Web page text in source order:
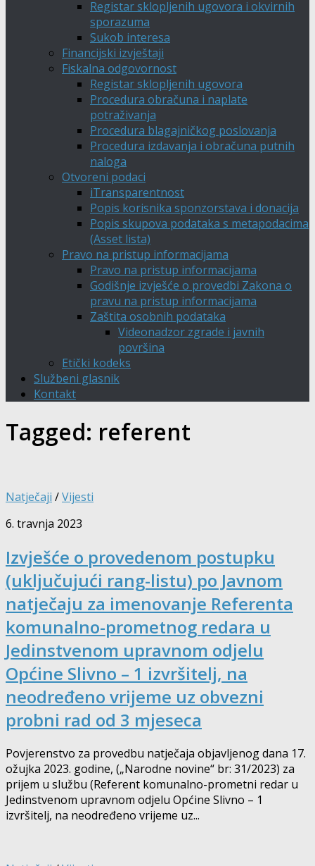
Registar sklopljenih ugovora i okvirnih
sporazuma
Sukob interesa
Financijski izvještaji
Fiskalna odgovornost
Registar sklopljenih ugovora
Procedura obračuna i naplate
potraživanja
Procedura blagajničkog poslovanja
Procedura izdavanja i obračuna putnih
naloga
Otvoreni podaci
iTransparentnost
Popis korisnika sponzorstava i donacija
Popis skupova podataka s metapodacima
(Asset lista)
Pravo na pristup informacijama
Pravo na pristup informacijama
Godišnje izvješće o provedbi Zakona o
pravu na pristup informacijama
Zaštita osobnih podataka
Videonadzor zgrade i javnih
površina
Etički kodeks
Službeni glasnik
Kontakt
Tagged: referent
Natječaji /Vijesti
6. travnja 2023
Izvješće o provedenom postupku
(uključujući rang-listu) po Javnom
natječaju za imenovanje Referenta
komunalno-prometnog redara u
Jedinstvenom upravnom odjelu
Općine Slivno – 1 izvršitelj, na
neodređeno vrijeme uz obvezni
probni rad od 3 mjeseca
Povjerenstvo za provedbu natječaja objavljenog dana 17.
ožujka 2023. godine, („Narodne novine“ br: 31/2023) za
prijem u službu (Referent komunalno-prometni redar u
Jedinstvenom upravnom odjelu Općine Slivno – 1
izvršitelj, na neodređeno vrijeme uz...